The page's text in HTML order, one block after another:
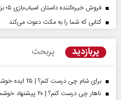
فروش خیره‌کننده داستان اسباب‌بازی ۵؛ بزرگ‌ترین افتتاحیه سال برای پیکسار
کتابی که شما را به مکث دعوت می‌کند
پربازدید پربحث
برای شام چی درست کنم؟ | ۲۵ ایده خوشمزه، ساده و فوری برای شام امشب
ناهار چی درست کنم؟